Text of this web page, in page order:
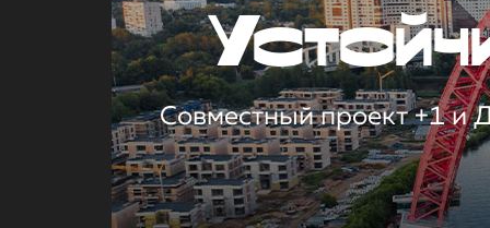
Совместный проект +1 и